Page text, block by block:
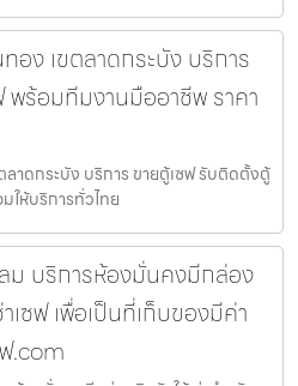
อง เขตลาดกระบัง บริการ
พร้อมทีมงานมืออาชีพ ราคา
าดกระบัง บริการ ขายตู้เซฟ รับติดตั้งตู้
ให้บริการทั่วไทย
บริการห้องมั่นคงมีกล่อง
เซฟ เพื่อเป็นที่เก็บของมีค่า
.com